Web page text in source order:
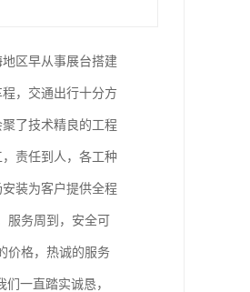
区早从事展台搭建
，交通出行十分方
了技术精良的工程
责任到人，各工种
装为客户提供全程
务周到，安全可
价格，热诚的服务
一直踏实诚恳，